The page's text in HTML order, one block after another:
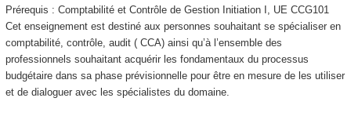
Prérequis : Comptabilité et Contrôle de Gestion Initiation I, UE CCG101
Cet enseignement est destiné aux personnes souhaitant se spécialiser en
comptabilité, contrôle, audit ( CCA) ainsi qu’à l’ensemble des
professionnels souhaitant acquérir les fondamentaux du processus
budgétaire dans sa phase prévisionnelle pour être en mesure de les utiliser
et de dialoguer avec les spécialistes du domaine.